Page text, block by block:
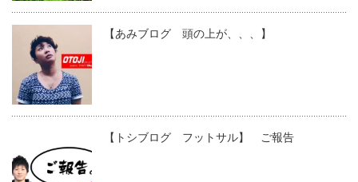
【あみブログ 頭の上が、、、】
【トシブログ フットサル】 ご報告